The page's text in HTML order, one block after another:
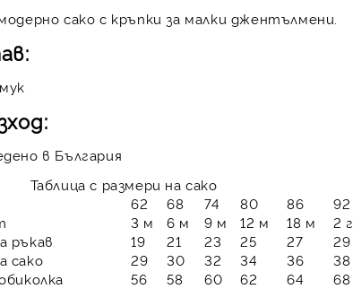
сако с кръпки за малки джентълмени.
в България
с размери на сако
62 68 74 80 86
92
3 м 6 м 9 м 12 м 18 м
2 г
ръкав
19 21 23 25 27
29
сако
29 30 32 34 36
38
56 58 60 62 64
68